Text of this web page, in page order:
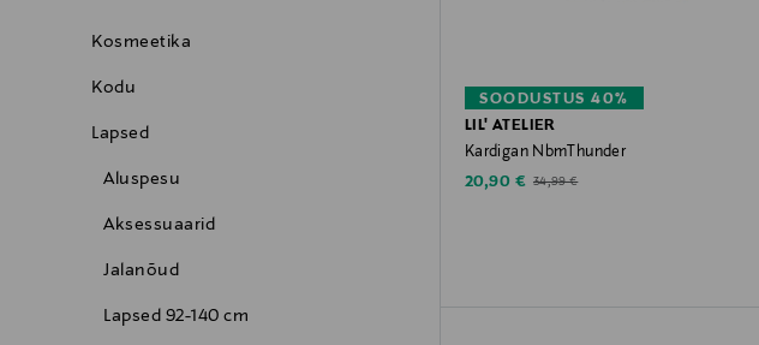
Kosmeetika
Kodu
Lapsed
Aluspesu
Aksessuaarid
Jalanõud
Lapsed 92-140 cm
SOODUSTUS 40%
LIL' ATELIER
Kardigan NbmThunder
Discounted Price
20,90 € Original Price
34,99 €